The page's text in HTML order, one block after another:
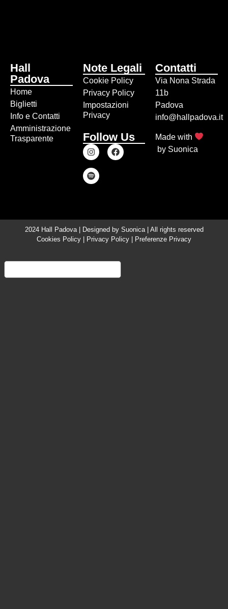
Hall
Padova
Home
Biglietti
Info e Contatti
Amministrazione
Trasparente
Note Legali
Cookie Policy
Privacy Policy
Impostazioni
Privacy
Follow Us
Contatti
Via Nona Strada
11b
Padova
info@hallpadova.it
Made with
by Suonica
2024 Hall Padova | Designed by Suonica| All rights reserved
Cookies Policy
Privacy Policy Preferenze Privacy